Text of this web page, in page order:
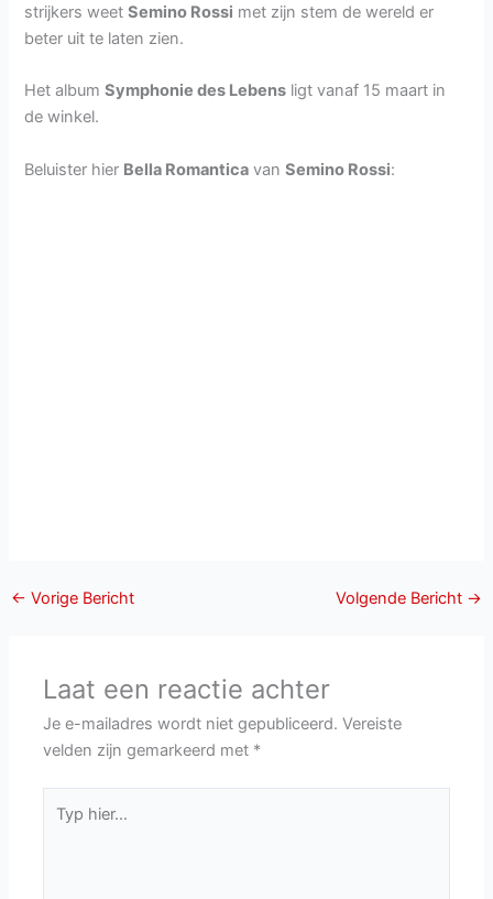
strijkers weetSemino Rossi met zijn stem de wereld er
beter uit te laten zien.
Het albumSymphonie des Lebens ligt vanaf 15 maart in
de winkel.
Beluister hier Bella Romantica vanSemino Rossi:
← Vorige Bericht Volgende Bericht →
Laat een reactie achter
Je e-mailadres wordt niet gepubliceerd. Vereiste
velden zijn gemarkeerd met *
hier...